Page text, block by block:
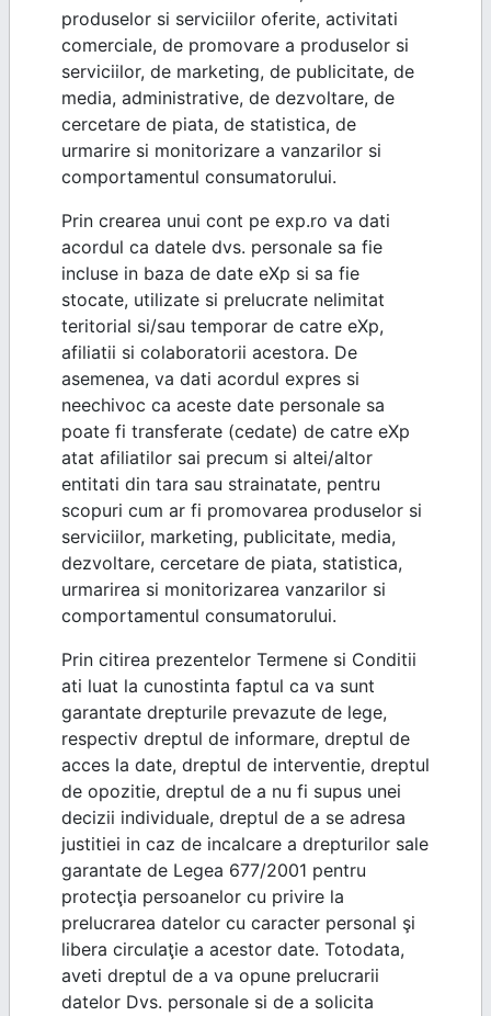
produselor si serviciilor oferite, activitati
comerciale, de promovare a produselor si
serviciilor, de marketing, de publicitate, de
media, administrative, de dezvoltare, de
cercetare de piata, de statistica, de
urmarire si monitorizare a vanzarilor si
comportamentul consumatorului.
Prin crearea unui cont pe exp.ro va dati
acordul ca datele dvs. personale sa fie
incluse in baza de date eXp si sa fie
stocate, utilizate si prelucrate nelimitat
teritorial si/sau temporar de catre eXp,
afiliatii si colaboratorii acestora. De
asemenea, va dati acordul expres si
neechivoc ca aceste date personale sa
poate fi transferate (cedate) de catre eXp
atat afiliatilor sai precum si altei/altor
entitati din tara sau strainatate, pentru
scopuri cum ar fi promovarea produselor si
serviciilor, marketing, publicitate, media,
dezvoltare, cercetare de piata, statistica,
urmarirea si monitorizarea vanzarilor si
comportamentul consumatorului.
Prin citirea prezentelor Termene si Conditii
ati luat la cunostinta faptul ca va sunt
garantate drepturile prevazute de lege,
respectiv dreptul de informare, dreptul de
acces la date, dreptul de interventie, dreptul
de opozitie, dreptul de a nu fi supus unei
decizii individuale, dreptul de a se adresa
justitiei in caz de incalcare a drepturilor sale
garantate de Legea 677/2001 pentru
protecţia persoanelor cu privire la
prelucrarea datelor cu caracter personal şi
libera circulaţie a acestor date. Totodata,
aveti dreptul de a va opune prelucrarii
datelor Dvs. personale si de a solicita